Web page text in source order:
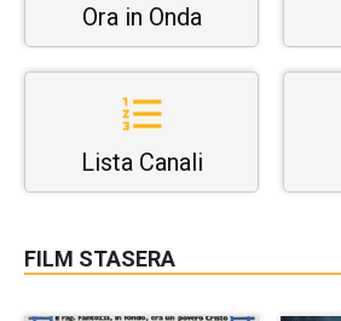
Ora in Onda
Lista Canali
FILM STASERA